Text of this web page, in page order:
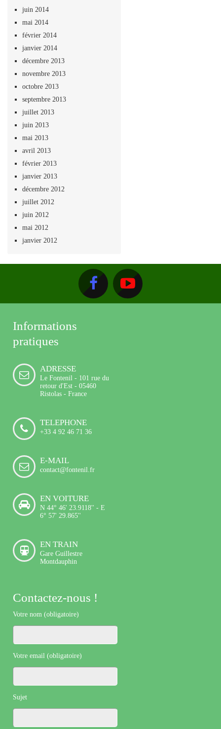
juin 2014
mai 2014
février 2014
janvier 2014
décembre 2013
novembre 2013
octobre 2013
septembre 2013
juillet 2013
juin 2013
mai 2013
avril 2013
février 2013
janvier 2013
décembre 2012
juillet 2012
juin 2012
mai 2012
janvier 2012
Informations
pratiques
ADRESSE
Le Fontenil - 101 rue du
retour d'Est - 05460
Ristolas - France
TELEPHONE
+33 4 92 46 71 36
E-MAIL
contact@fontenil.fr
EN VOITURE
N 44° 46' 23.9118'' - E
6° 57' 29.865''
EN TRAIN
Gare Guillestre
Montdauphin
Contactez-nous !
Votre nom (obligatoire)
Votre email (obligatoire)
Sujet